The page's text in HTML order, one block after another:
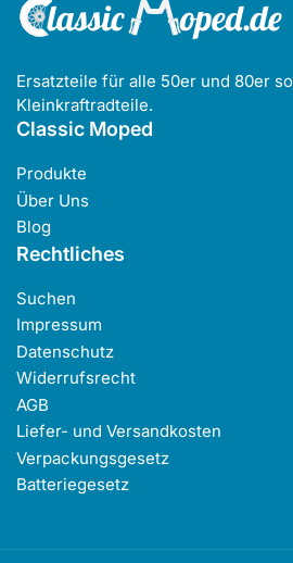
Ersatzteile für alle 50er und 80er
Kleinkraftradteile.
Classic Moped
Produkte
Über Uns
Blog
Rechtliches
Suchen
Impressum
Datenschutz
Widerrufsrecht
AGB
Liefer- und Versandkosten
Verpackungsgesetz
Batteriegesetz